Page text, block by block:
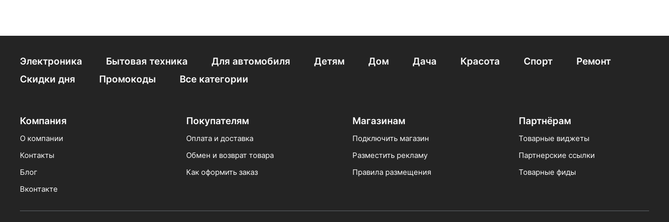
Электроника Бытовая техника Для автомобиля Детям Дом Дача Красота Спорт
Ремонт
Скидки дня
Промокоды Все категории
Компания
О компании
Контакты
Блог
Вконтакте
Покупателям
Оплата и доставка
Обмен и возврат товара
Как оформить заказ
Магазинам
Подключить магазин
Разместить рекламу
Правила размещения
Партнёрам
Товарные виджеты
Партнерские ссылки
Товарные фиды